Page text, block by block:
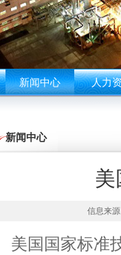
新闻中心 人力
新闻中心
美
信息来
美国国家标准